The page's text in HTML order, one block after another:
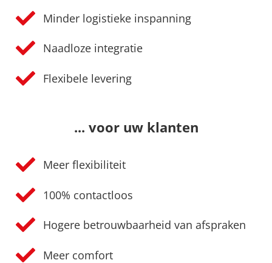
Minder logistieke inspanning
Naadloze integratie
Flexibele levering
... voor uw klanten
Meer flexibiliteit
100% contactloos
Hogere betrouwbaarheid van afspraken
Meer comfort